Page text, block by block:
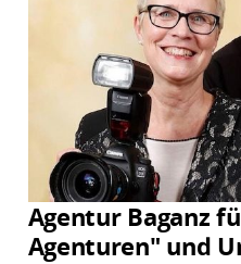
Agentur Baganz
Agenturen" und